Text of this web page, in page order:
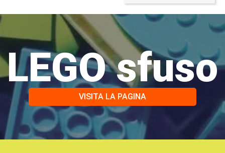
LEGO sfuso
VISITA LA PAGINA